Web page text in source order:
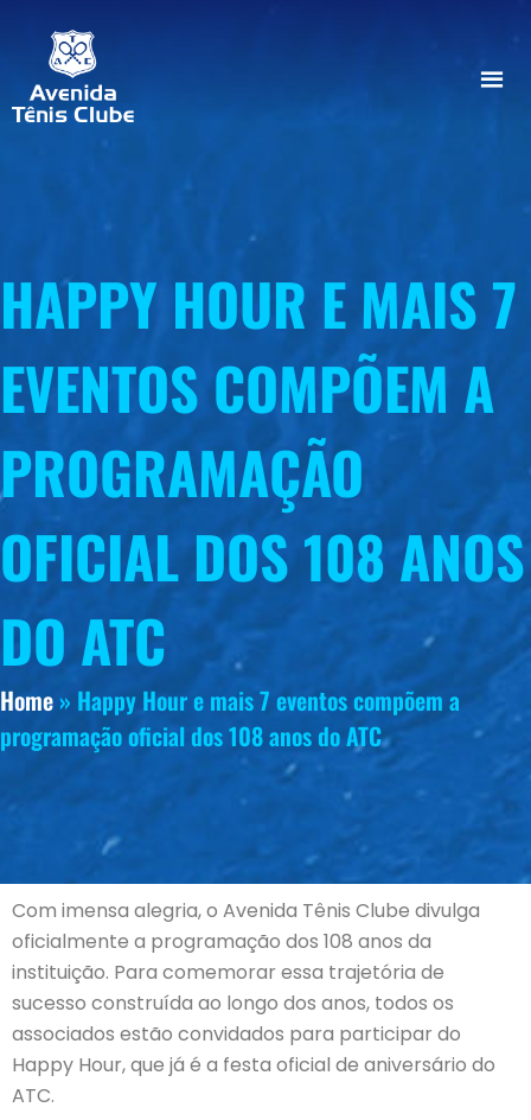
HAPPY HOUR E MAIS 7
EVENTOS COMPÕEM A
PROGRAMAÇÃO
OFICIAL DOS 108 ANOS
DO ATC
Home » Happy Hour e mais 7 eventos compõem a
programação oficial dos 108 anos do ATC
Com imensa alegria, o Avenida Tênis Clube divulga
oficialmente a programação dos 108 anos da
instituição. Para comemorar essa trajetória de
sucesso construída ao longo dos anos, todos os
associados estão convidados para participar do
Happy Hour, que já é a festa oficial de aniversário do
ATC.